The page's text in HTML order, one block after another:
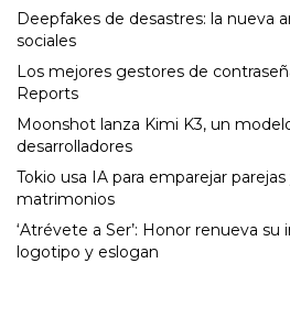
Deepfakes de desastres: la nueva
sociales
Los mejores gestores de
Reports
Moonshot lanza Kimi K3, un
desarrolladores
Tokio usa IA para emparejar parejas
matrimonios
‘Atrévete a Ser’: Honor renueva
logotipo y eslogan